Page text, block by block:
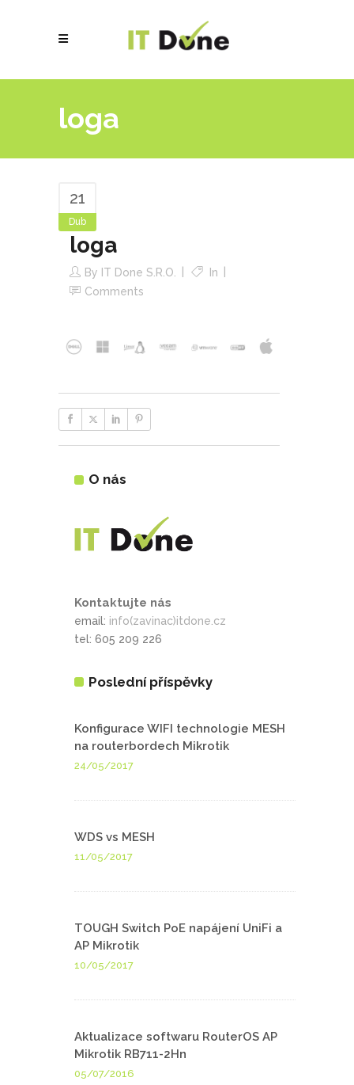
loga
21
Dub
loga
By IT Done S.r.o.
In
Comments
O nás
Kontaktujte nás
email: info(zavinac)itdone.cz
tel: 605 209 226
Poslední příspěvky
Konfigurace WIFI technologie MESH
na routerbordech Mikrotik
24/05/2017
WDS vs MESH
11/05/2017
TOUGH Switch PoE napájení UniFi a
AP Mikrotik
10/05/2017
Aktualizace softwaru RouterOS AP
Mikrotik RB711-2Hn
05/07/2016